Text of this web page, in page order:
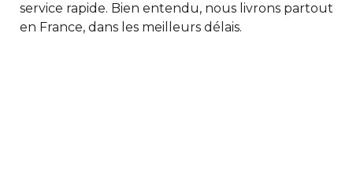
service rapide. Bien entendu, nous livrons partout
en France, dans les meilleurs délais.